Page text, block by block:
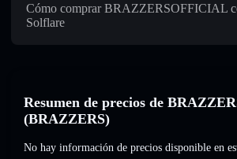
Cómo comprar BRAZZERSOFFICIAL
Solflare
Resumen de precios de
(BRAZZERS)
No hay información de precios disponible en